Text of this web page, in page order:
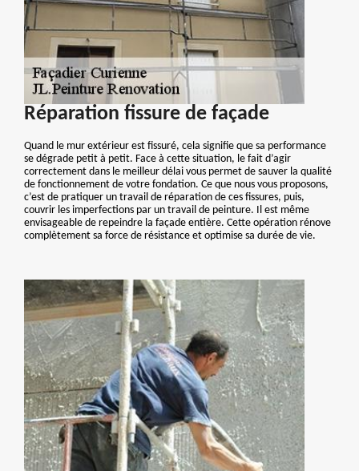
Réparation fissure de façade
Quand le mur extérieur est fissuré, cela signifie que sa performance
se dégrade petit à petit. Face à cette situation, le fait d’agir
correctement dans le meilleur délai vous permet de sauver la qualité
de fonctionnement de votre fondation. Ce que nous vous proposons,
c’est de pratiquer un travail de réparation de ces fissures, puis,
couvrir les imperfections par un travail de peinture. Il est même
envisageable de repeindre la façade entière. Cette opération rénove
complètement sa force de résistance et optimise sa durée de vie.